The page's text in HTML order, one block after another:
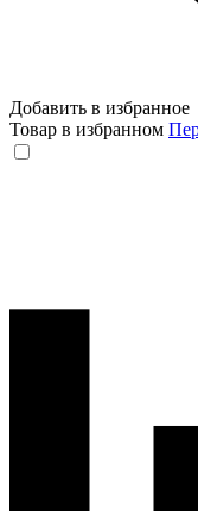
Добавить в избранное
Товар в избранном